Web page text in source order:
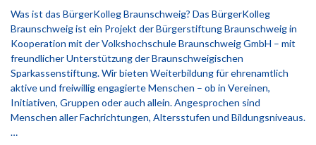
Was ist das BürgerKolleg Braunschweig? Das BürgerKolleg
Braunschweig ist ein Projekt der Bürgerstiftung Braunschweig in
Kooperation mit der Volkshochschule Braunschweig GmbH – mit
freundlicher Unterstützung der Braunschweigischen
Sparkassenstiftung. Wir bieten Weiterbildung für ehrenamtlich
aktive und freiwillig engagierte Menschen – ob in Vereinen,
Initiativen, Gruppen oder auch allein. Angesprochen sind
Menschen aller Fachrichtungen, Altersstufen und Bildungsniveaus.
…